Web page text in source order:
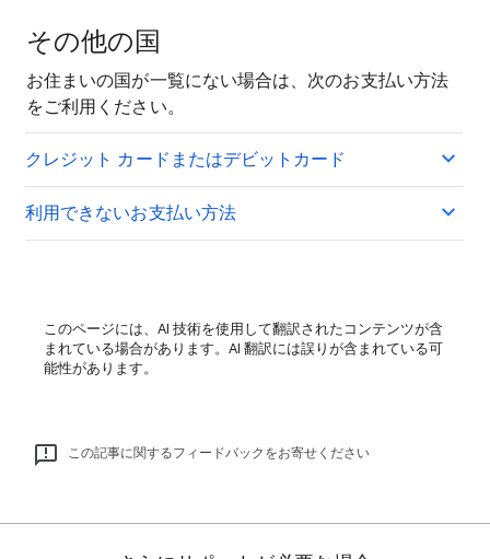
その他の国
お住まいの国が一覧にない場合は、次のお支払い方法
をご利用ください。
クレジット カードまたはデビットカード
利用できないお支払い方法
このページには、AI 技術を使用して翻訳されたコンテンツが含
まれている場合があります。AI 翻訳には誤りが含まれている可
能性があります。
この記事に関するフィードバックをお寄せください